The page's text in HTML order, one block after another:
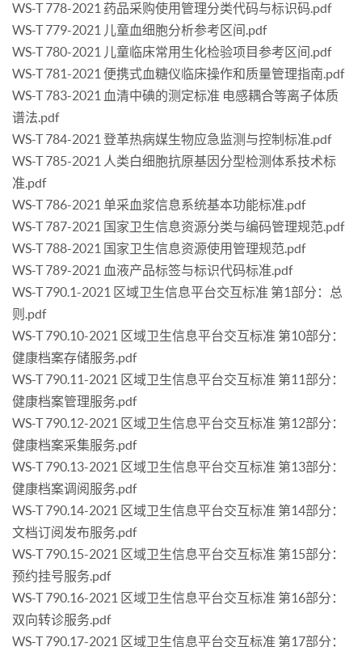
WS-T 778-2021 药品采购使用管理分类代码与标识码.pdf
WS-T 779-2021 儿童血细胞分析参考区间.pdf
WS-T 780-2021 儿童临床常用生化检验项目参考区间.pdf
WS-T 781-2021 便携式血糖仪临床操作和质量管理指南.pdf
WS-T 783-2021 血清中碘的测定标准 电感耦合等离子体质
谱法.pdf
WS-T 784-2021 登革热病媒生物应急监测与控制标准.pdf
WS-T 785-2021 人类白细胞抗原基因分型检测体系技术标
准.pdf
WS-T 786-2021 单采血浆信息系统基本功能标准.pdf
WS-T 787-2021 国家卫生信息资源分类与编码管理规范.pdf
WS-T 788-2021 国家卫生信息资源使用管理规范.pdf
WS-T 789-2021 血液产品标签与标识代码标准.pdf
WS-T 790.1-2021 区域卫生信息平台交互标准 第1部分：总
则.pdf
WS-T 790.10-2021 区域卫生信息平台交互标准 第10部分：
健康档案存储服务.pdf
WS-T 790.11-2021 区域卫生信息平台交互标准 第11部分：
健康档案管理服务.pdf
WS-T 790.12-2021 区域卫生信息平台交互标准 第12部分：
健康档案采集服务.pdf
WS-T 790.13-2021 区域卫生信息平台交互标准 第13部分：
健康档案调阅服务.pdf
WS-T 790.14-2021 区域卫生信息平台交互标准 第14部分：
文档订阅发布服务.pdf
WS-T 790.15-2021 区域卫生信息平台交互标准 第15部分：
预约挂号服务.pdf
WS-T 790.16-2021 区域卫生信息平台交互标准 第16部分：
双向转诊服务.pdf
WS-T 790.17-2021 区域卫生信息平台交互标准 第17部分：